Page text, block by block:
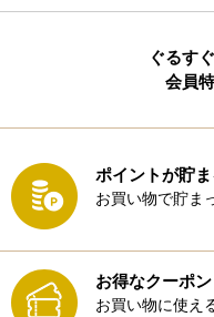
ぐるす
会員
ポイントが貯ま
お買い物で貯ま
お得なクーポン
お買い物に使え